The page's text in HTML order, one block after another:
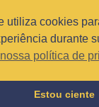
utiliza cookies
durante
política de
Estou ciente